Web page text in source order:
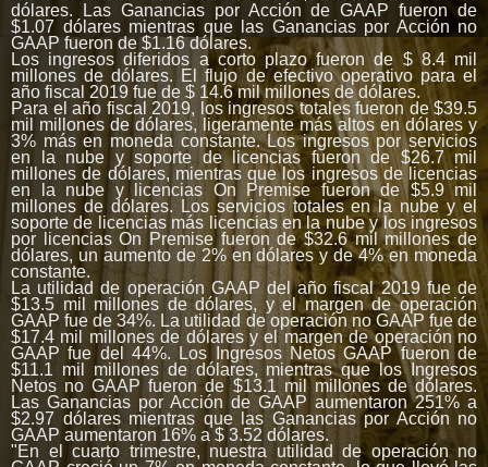
dólares. Las Ganancias por Acción de GAAP fueron de
$1.07 dólares mientras que las Ganancias por Acción no
GAAP fueron de $1.16 dólares.
Los ingresos diferidos a corto plazo fueron de $ 8.4 mil
millones de dólares. El flujo de efectivo operativo para el
año fiscal 2019 fue de $ 14.6 mil millones de dólares.
Para el año fiscal 2019, los ingresos totales fueron de $39.5
mil millones de dólares, ligeramente más altos en dólares y
3% más en moneda constante. Los ingresos por servicios
en la nube y soporte de licencias fueron de $26.7 mil
millones de dólares, mientras que los ingresos de licencias
en la nube y licencias On Premise fueron de $5.9 mil
millones de dólares. Los servicios totales en la nube y el
soporte de licencias más licencias en la nube y los ingresos
por licencias On Premise fueron de $32.6 mil millones de
dólares, un aumento de 2% en dólares y de 4% en moneda
constante.
La utilidad de operación GAAP del año fiscal 2019 fue de
$13.5 mil millones de dólares, y el margen de operación
GAAP fue de 34%. La utilidad de operación no GAAP fue de
$17.4 mil millones de dólares y el margen de operación no
GAAP fue del 44%. Los Ingresos Netos GAAP fueron de
$11.1 mil millones de dólares, mientras que los Ingresos
Netos no GAAP fueron de $13.1 mil millones de dólares.
Las Ganancias por Acción de GAAP aumentaron 251% a
$2.97 dólares mientras que las Ganancias por Acción no
GAAP aumentaron 16% a $ 3.52 dólares.
"En el cuarto trimestre, nuestra utilidad de operación no